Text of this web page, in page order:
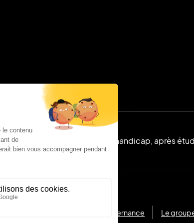
aux personnes en situation de handicap, après
réservés
CGV Alternance Le